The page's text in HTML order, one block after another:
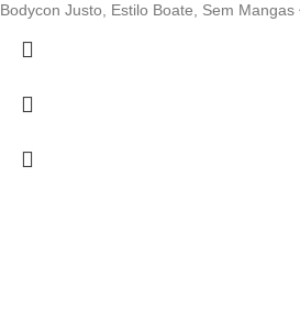
Bodycon Justo, Estilo Boate, Sem